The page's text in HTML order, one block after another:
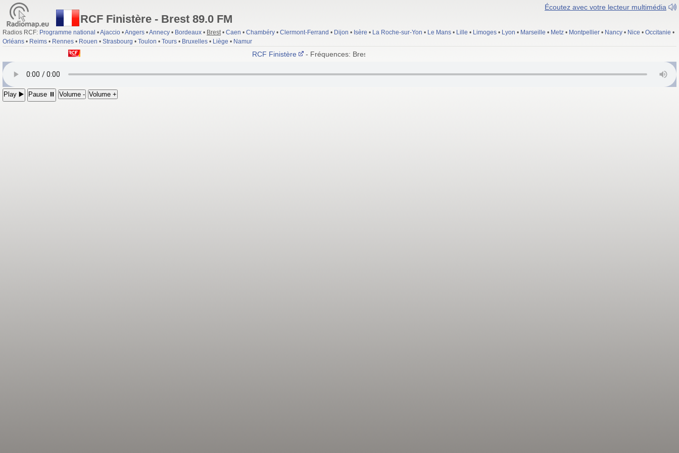
Écoutez avec votre lecteur multimédia
RCF Finistère - Brest 89.0 FM
Radios RCF: Programme national •Ajaccio •Angers •Annecy • Bordeaux • Brest• Caen • Chambéry • Clermont-Ferrand • Dijon • Isère • La Roche-sur-Yon • Le Mans • Lille • Limoges • Lyon • Marseille • Metz • Montpellier • Nancy • Nice • Occitanie •
Orléans • Reims • Rennes • Rouen • Strasbourg • Toulon • Tours • Bruxelles • Liège • Namur
RCF Finistère - Fréquences: Brest 89.0 FM; Quimper 92.6 FM; Morlaix 96.7 FM; Quimperlé 99.6 FM; Châteaulin-Carhaix 105.2 FM
Play ▶️ Pause ⏸ Volume - Volume +